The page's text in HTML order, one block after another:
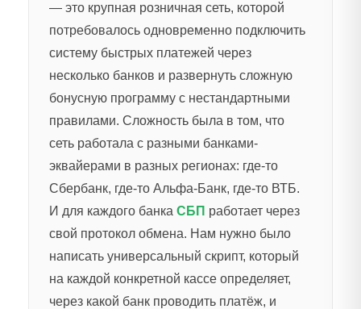
— это крупная розничная сеть, которой
потребовалось одновременно подключить
систему быстрых платежей через
несколько банков и развернуть сложную
бонусную программу с нестандартными
правилами. Сложность была в том, что
сеть работала с разными банками-
эквайерами в разных регионах: где-то
Сбербанк, где-то Альфа-Банк, где-то ВТБ.
И для каждого банка СБП работает через
свой протокол обмена. Нам нужно было
написать универсальный скрипт, который
на каждой конкретной кассе определяет,
через какой банк проводить платёж, и